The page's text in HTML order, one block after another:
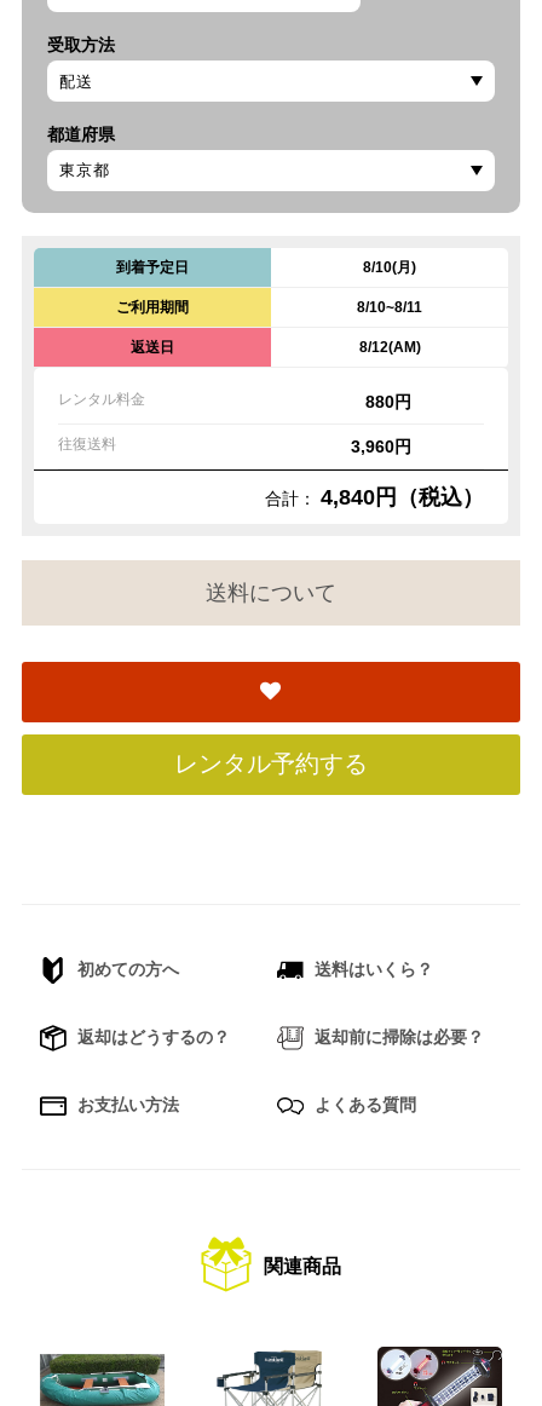
受取方法
都道府県
到着予定日 8/10(月)
ご利用期間 8/10~8/11
返送日 8/12(AM)
レンタル料金 880円
往復送料 3,960円
合計： 4,840円（税込）
送料について
レンタル予約する
初めての方へ 送料はいくら？
返却はどうするの？ 返却前に掃除は必要？
お支払い方法 よくある質問
関連商品